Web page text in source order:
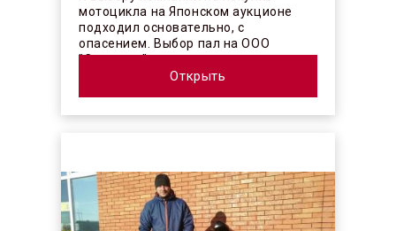
мотоцикла на Японском аукционе
подходил основательно, с
опасением. Выбор пал на ООО
"Синергос" после изучения отзывов в
Открыть